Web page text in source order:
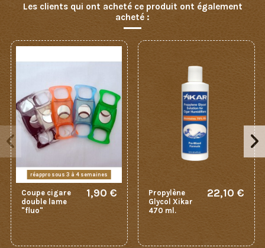
Les clients qui ont acheté ce produit ont également
acheté :
réappro sous 3 à 4 semaines
Coupe cigare
double lame
"fluo"
1,90 €
Propylène
Glycol Xikar
470 ml.
22,10 €